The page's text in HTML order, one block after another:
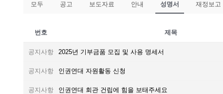
모두 공고 보도자료 안내 성명서 재정보고
번호 제목
공지사항 2025년 기부금품 모집 및 사용 명세서
공지사항 인권연대 자원활동 신청
공지사항 인권연대 회관 건립에 힘을 보태주세요